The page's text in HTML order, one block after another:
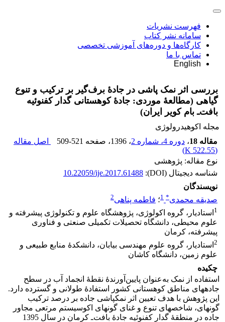
فهرست نشریات
سامانه نشر کتاب
کارگاه‌ها و دوره‌های آموزشی تخصصی
تماس با ما
English
بررسی اثر نمک‏ پاشی در جادۀ برف‌گیر بر ترکیب و تنوع
گیاهی (مطالعۀ موردی: جادۀ کوهستانی گدار کفنوئیه
بافت‌ـ بام کویر ایران)
مجله اکوهیدرولوژی
مقاله 18
، دوره 4، شماره 2 ، 1396 ، صفحه 509-521
اصل مقاله
(
522.55 K
)
نوع مقاله: پژوهشی
شناسه دیجیتال (DOI):
10.22059/ije.2017.61488
نویسندگان
صدیقه محمدی*
1؛ فاطمه پناهی2
1 استادیار، گروه اکولوژی، پژوهشگاه علوم و تکنولوژی پیشرفته و
علوم محیطی، دانشگاه تحصیلات تکمیلی صنعتی و فناوری
پیشرفته، کرمان
2 استادیار، گروه علوم مهندسی بیابان، دانشکدۀ منابع طبیعی و
علوم زمین، دانشگاه کاشان
چکیده
استفاده از نمک به‌عنوان پایین‌آورندۀ نقطۀ انجماد آب در سطح
جاده‏های مناطق کوهستانی کشور استفادۀ طولانی و گسترده دارد.
این پژوهش با هدف تعیین اثر نمک‏پاشی جاده بر درصد ترکیب
گونه‏ای، شاخص‏های تنوع و غنای گونه‏ای اکوسیستم مرتعی مجاور
جاده در منطقۀ گدار کفنوئیه جادۀ بافت‌ـ کرمان در سال 1395